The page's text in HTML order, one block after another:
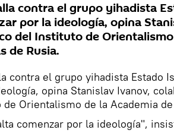
contra el grupo yihadista
por la ideología, opina
del Instituto de
de Rusia.
contra el grupo yihadista Estado
opina Stanislav Ivanov,
Orientalismo de la Academia
comenzar por la ideología",